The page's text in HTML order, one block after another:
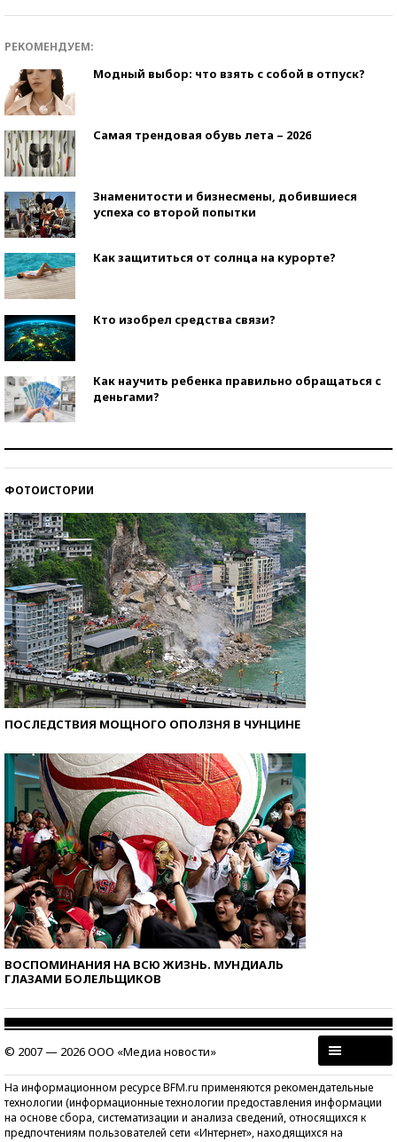
РЕКОМЕНДУЕМ:
Модный выбор: что взять с собой в отпуск?
Самая трендовая обувь лета – 2026
Знаменитости и бизнесмены, добившиеся
успеха со второй попытки
Как защититься от солнца на курорте?
Кто изобрел средства связи?
Как научить ребенка правильно обращаться с
деньгами?
ФОТОИСТОРИИ
ПОСЛЕДСТВИЯ МОЩНОГО ОПОЛЗНЯ В ЧУНЦИНЕ
ВОСПОМИНАНИЯ НА ВСЮ ЖИЗНЬ. МУНДИАЛЬ
ГЛАЗАМИ БОЛЕЛЬЩИКОВ
© 2007 — 2026 ООО «Медиа новости»
На информационном ресурсе BFM.ru применяются рекомендательные
технологии (информационные технологии предоставления информации
на основе сбора, систематизации и анализа сведений, относящихся к
предпочтениям пользователей сети «Интернет», находящихся на